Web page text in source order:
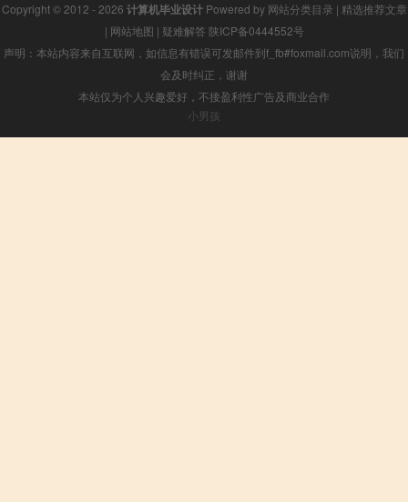
Copyright © 2012 - 2026 计算机毕业设计Powered by 网站分类目录 | 精选推荐文章
| 网站地图 | 疑难解答 陕ICP备0444552号
声明：本站内容来自互联网，如信息有错误可发邮件到f_fb#foxmail.com说明，我们
会及时纠正，谢谢
本站仅为个人兴趣爱好，不接盈利性广告及商业合作
小男孩